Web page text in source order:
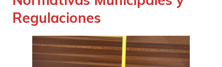
Regulaciones